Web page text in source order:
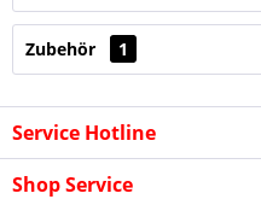
Zubehör 1
Service Hotline
Shop Service